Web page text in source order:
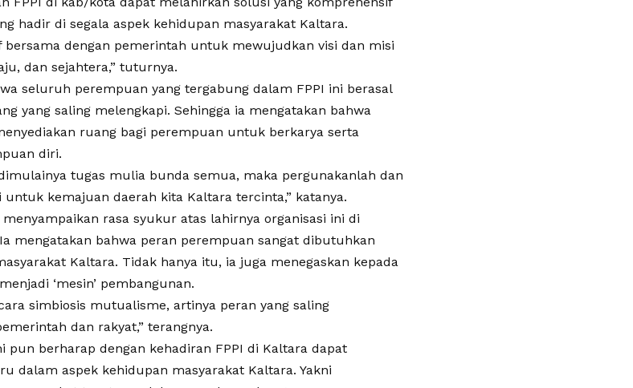
hadir di segala aspek kehidupan masyarakat Kaltara.
bersama dengan pemerintah untuk mewujudkan visi dan misi
dan sejahtera,” tuturnya.
seluruh perempuan yang tergabung dalam FPPI ini berasal
yang saling melengkapi. Sehingga ia mengatakan bahwa
ruang bagi perempuan untuk berkarya serta
diri.
tugas mulia bunda semua, maka pergunakanlah dan
untuk kemajuan daerah kita Kaltara tercinta,” katanya.
rasa syukur atas lahirnya organisasi ini di
mengatakan bahwa peran perempuan sangat dibutuhkan
Kaltara. Tidak hanya itu, ia juga menegaskan kepada
‘mesin’ pembangunan.
simbiosis mutualisme, artinya peran yang saling
dan rakyat,” terangnya.
pun berharap dengan kehadiran FPPI di Kaltara dapat
dalam aspek kehidupan masyarakat Kaltara. Yakni